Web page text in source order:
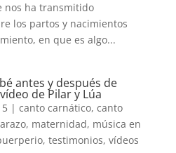
nos ha transmitido
los partos y nacimientos
en que es algo...
antes y después de
de Pilar y Lúa
| canto carnático, canto
, maternidad, música en
, testimonios, vídeos